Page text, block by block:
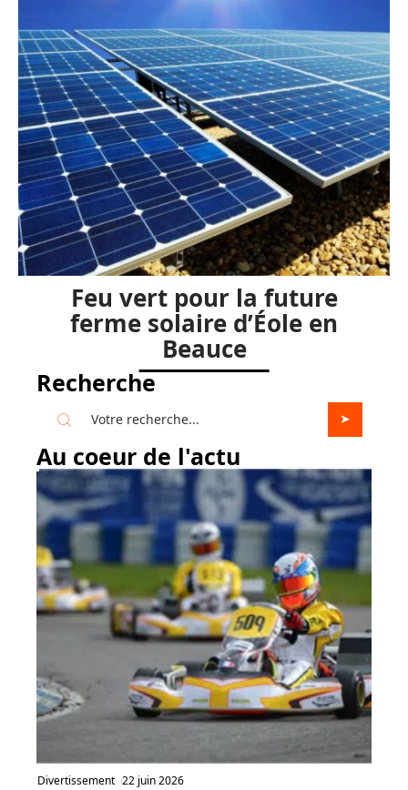
Feu vert pour la future
ferme solaire d’Éole en
Beauce
Recherche
Au coeur de l'actu
Divertissement 22 juin 2026